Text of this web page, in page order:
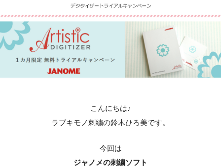
こんにちは♪
ラブキモノ刺繍の鈴木ひろ美です。
今回は
ジャノメの刺繍ソフト